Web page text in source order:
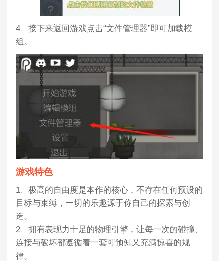
4、接下来返回游戏点击“文件管理器”即可加载模
组。
游戏特色
1、极高的自由度是本作的核心，不存在任何预设的
目标与束缚，一切的乐趣源于你自己的探索与创
造。
2、拥有表现力十足的物理引擎，让每一次的碰撞、
连接与破坏都遵循着一套可预知又充满惊喜的规
律。